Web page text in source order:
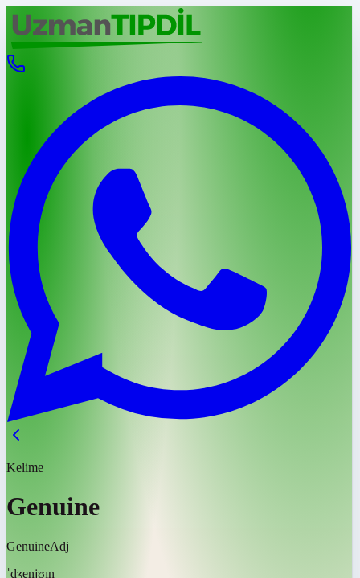
Kelime
Genuine
GenuineAdj
ˈdʒenjʊɪn